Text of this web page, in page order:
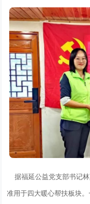
据福延公益党支部书记
准用于四大暖心帮扶板块